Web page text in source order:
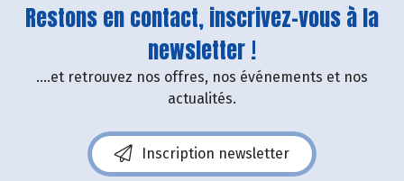
Restons en contact, inscrivez-vous à la
newsletter !
....et retrouvez nos offres, nos événements et nos
actualités.
Inscription newsletter